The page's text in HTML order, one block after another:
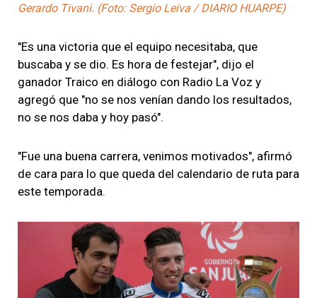
Gerardo Tivani. (Foto: Sergio Leiva / DIARIO HUARPE)
"Es una victoria que el equipo necesitaba, que
buscaba y se dio. Es hora de festejar", dijo el
ganador Traico en diálogo con Radio La Voz y
agregó que "no se nos venían dando los resultados,
no se nos daba y hoy pasó".
"Fue una buena carrera, venimos motivados", afirmó
de cara para lo que queda del calendario de ruta para
este temporada.